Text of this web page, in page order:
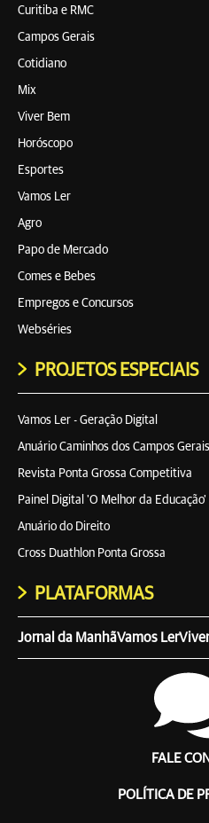
Curitiba e RMC
Campos Gerais
Cotidiano
Mix
Viver Bem
Horóscopo
Esportes
Vamos Ler
Agro
Papo de Mercado
Comes e Bebes
Empregos e Concursos
Webséries
PROJETOS ESPECIAIS
Vamos Ler - Geração Digital
Anuário Caminhos dos Campos Gerais
Revista Ponta Grossa Competitiva
Painel Digital 'O Melhor da Educação'
Anuário do Direito
Cross Duathlon Ponta Grossa
PLATAFORMAS
Jornal da ManhãVamos Ler
FALE
POLÍTICA DE